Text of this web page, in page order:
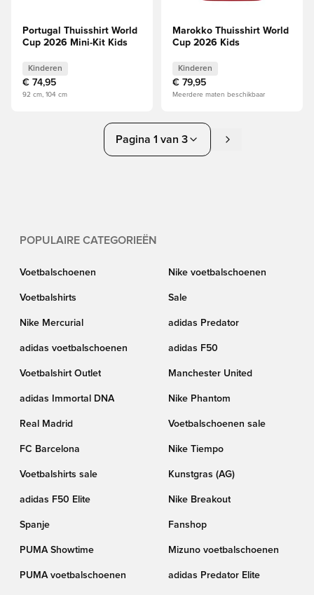
Portugal Thuisshirt World
Cup 2026 Mini-Kit Kids
Kinderen
€ 74,95
92 cm, 104 cm
Marokko Thuisshirt World
Cup 2026 Kids
Kinderen
€ 79,95
Meerdere maten beschikbaar
Pagina 1 van 3
POPULAIRE CATEGORIEËN
Voetbalschoenen Nike voetbalschoenen
Voetbalshirts Sale
Nike Mercurial adidas Predator
adidas voetbalschoenen adidas F50
Voetbalshirt Outlet Manchester United
adidas Immortal DNA Nike Phantom
Real Madrid Voetbalschoenen sale
FC Barcelona Nike Tiempo
Voetbalshirts sale Kunstgras (AG)
adidas F50 Elite Nike Breakout
Spanje Fanshop
PUMA Showtime Mizuno voetbalschoenen
PUMA voetbalschoenen adidas Predator Elite